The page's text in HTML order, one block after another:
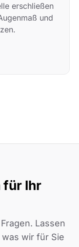
erschließen
und
für Ihr
Lassen
wir für Sie